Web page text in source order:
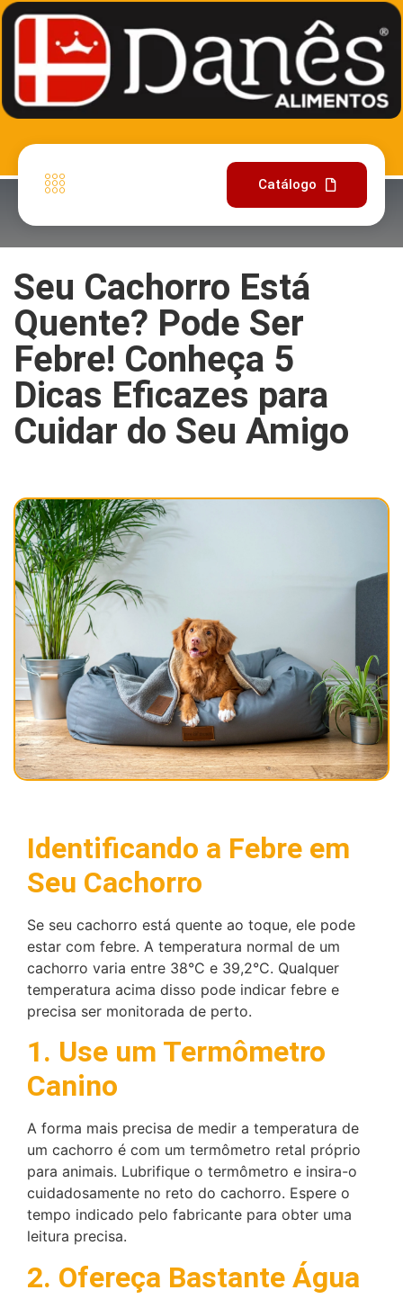
Catálogo
Seu Cachorro Está
Quente? Pode Ser
Febre! Conheça 5
Dicas Eficazes para
Cuidar do Seu Amigo
Identificando a Febre em
Seu Cachorro
Se seu cachorro está quente ao toque, ele pode
estar com febre. A temperatura normal de um
cachorro varia entre 38°C e 39,2°C. Qualquer
temperatura acima disso pode indicar febre e
precisa ser monitorada de perto.
1. Use um Termômetro
Canino
A forma mais precisa de medir a temperatura de
um cachorro é com um termômetro retal próprio
para animais. Lubrifique o termômetro e insira-o
cuidadosamente no reto do cachorro. Espere o
tempo indicado pelo fabricante para obter uma
leitura precisa.
2. Ofereça Bastante Água